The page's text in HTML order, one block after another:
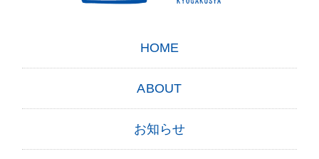
HOME
ABOUT
お知らせ